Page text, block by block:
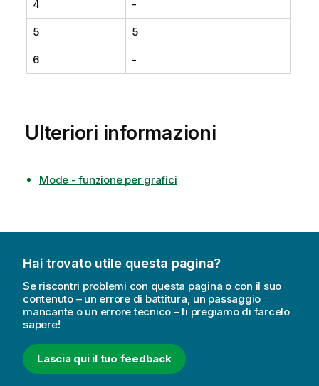
4 -
5 5
6 -
Ulteriori informazioni
Mode - funzione per grafici
Hai trovato utile questa pagina?
Se riscontri problemi con questa pagina o con il suo
contenuto – un errore di battitura, un passaggio
mancante o un errore tecnico – ti pregiamo di farcelo
sapere!
Lascia qui il tuo feedback